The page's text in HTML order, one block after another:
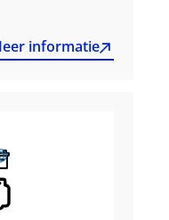
informatie